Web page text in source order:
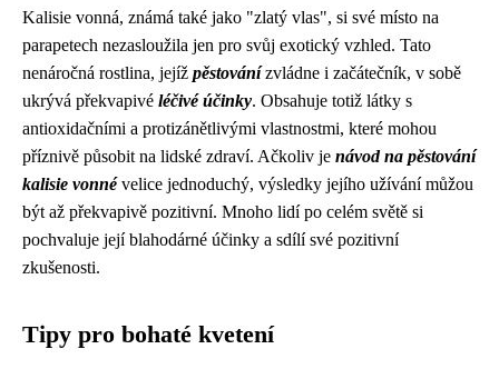
Kalisie vonná, známá také jako "zlatý vlas", si své místo na
parapetech nezasloužila jen pro svůj exotický vzhled. Tato
nenáročná rostlina, jejíž pěstovánízvládne i začátečník, v sobě
ukrývá překvapivé léčivé účinky. Obsahuje totiž látky s
antioxidačními a protizánětlivými vlastnostmi, které mohou
příznivě působit na lidské zdraví. Ačkoliv je návod na pěstování
kalisie vonnévelice jednoduchý, výsledky jejího užívání můžou
být až překvapivě pozitivní. Mnoho lidí po celém světě si
pochvaluje její blahodárné účinky a sdílí své pozitivní
zkušenosti.
Tipy pro bohaté kvetení